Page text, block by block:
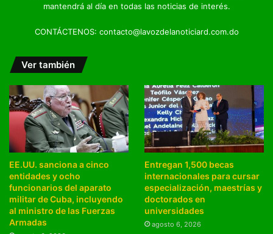
mantendrá al día en todas las noticias de interés.
CONTÁCTENOS: contacto@lavozdelanoticiard.com.do
Ver también
EE.UU. sanciona a cinco
entidades y ocho
funcionarios del aparato
militar de Cuba, incluyendo
al ministro de las Fuerzas
Armadas
Entregan 1,500 becas
internacionales para cursar
especialización, maestrías y
doctorados en
universidades
agosto 6, 2026